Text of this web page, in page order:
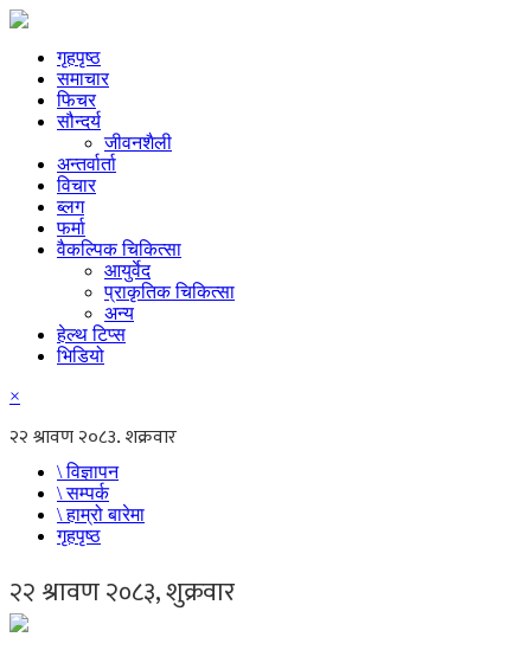
गृहपृष्ठ
समाचार
फिचर
सौन्दर्य
जीवनशैली
अन्तर्वार्ता
विचार
ब्लग
फर्मा
वैकल्पिक चिकित्सा
आयुर्वेद
प्राकृतिक चिकित्सा
अन्य
हेल्थ टिप्स
भिडियो
×
\ विज्ञापन
\ सम्पर्क
\ हाम्रो बारेमा
गृहपृष्ठ